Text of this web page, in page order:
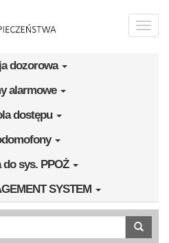
Toggle
dozorowa
alarmowe
dostępu
sys. PPOŻ
SYSTEM